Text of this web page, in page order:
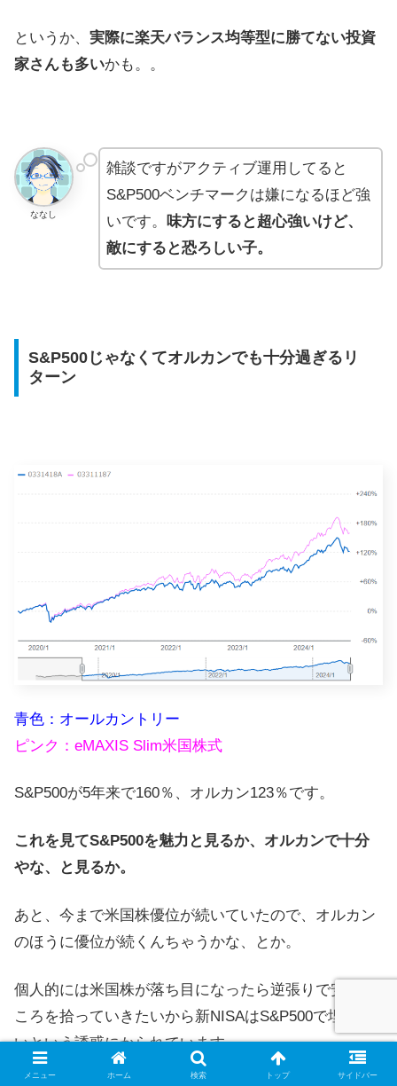
というか、 実際に楽天バランス均等型に勝てない投資
家さんも多いかも。。
ななし
雑談ですがアクティブ運用してると
S&P500ベンチマークは嫌になるほど強
いです。 味方にすると超心強いけど、
敵にすると恐ろしい子。
S&P500じゃなくてオルカンでも十分過ぎるリ
ターン
青色：オールカントリー
ピンク：eMAXIS Slim米国株式
S&P500が5年来で160％、オルカン123％です。
これを見てS&P500を魅力と見るか、オルカンで十分
やな、と見るか。
あと、今まで米国株優位が続いていたので、オルカン
のほうに優位が続くんちゃうかな、とか。
個人的には米国株が落ち目になったら逆張りで安いと
ころを拾っていきたいから新NISAはS&P500で埋めた
いという誘惑にかられています。
メニュー ホーム 検索 トップ サイドバー